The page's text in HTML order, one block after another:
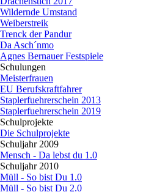
Wildernde Umstand
Weiberstreik
Trenck der Pandur
Da Asch´nmo
Agnes Bernauer Festspiele
Schulungen
Meisterfrauen
EU Berufskraftfahrer
Staplerfuehrerschein 2013
Staplerfuehrerschein 2019
Schulprojekte
Die Schulprojekte
Schuljahr 2009
Mensch - Da lebst du 1.0
Schuljahr 2010
Müll - So bist Du 1.0
Müll - So bist Du 2.0